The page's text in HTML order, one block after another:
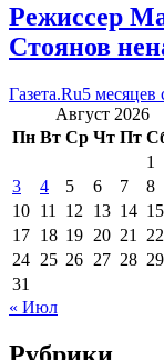
Режиссер
Стоянов
Газета.Ru5 месяцев
Август 2026
Пн Вт Ср Чт Пт
1
3
4 5 6 7 8
10 11 12 13 14 15
17 18 19 20 21 22
24 25 26 27 28 29
31
« Июл
Рубрики